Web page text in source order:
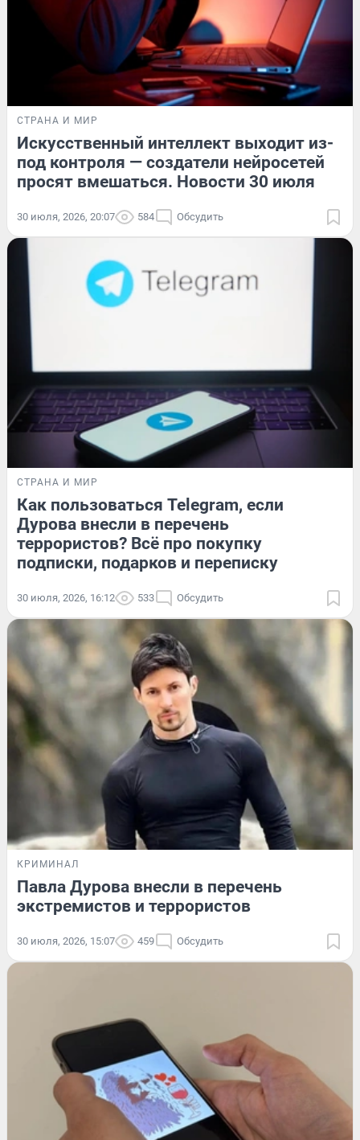
СТРАНА И МИР
Искусственный интеллект выходит из-
под контроля — создатели нейросетей
просят вмешаться. Новости 30 июля
30 июля, 2026, 20:07 584 Обсудить
СТРАНА И МИР
Как пользоваться Telegram, если
Дурова внесли в перечень
террористов? Всё про покупку
подписки, подарков и переписку
30 июля, 2026, 16:12 533 Обсудить
КРИМИНАЛ
Павла Дурова внесли в перечень
экстремистов и террористов
30 июля, 2026, 15:07 459 Обсудить